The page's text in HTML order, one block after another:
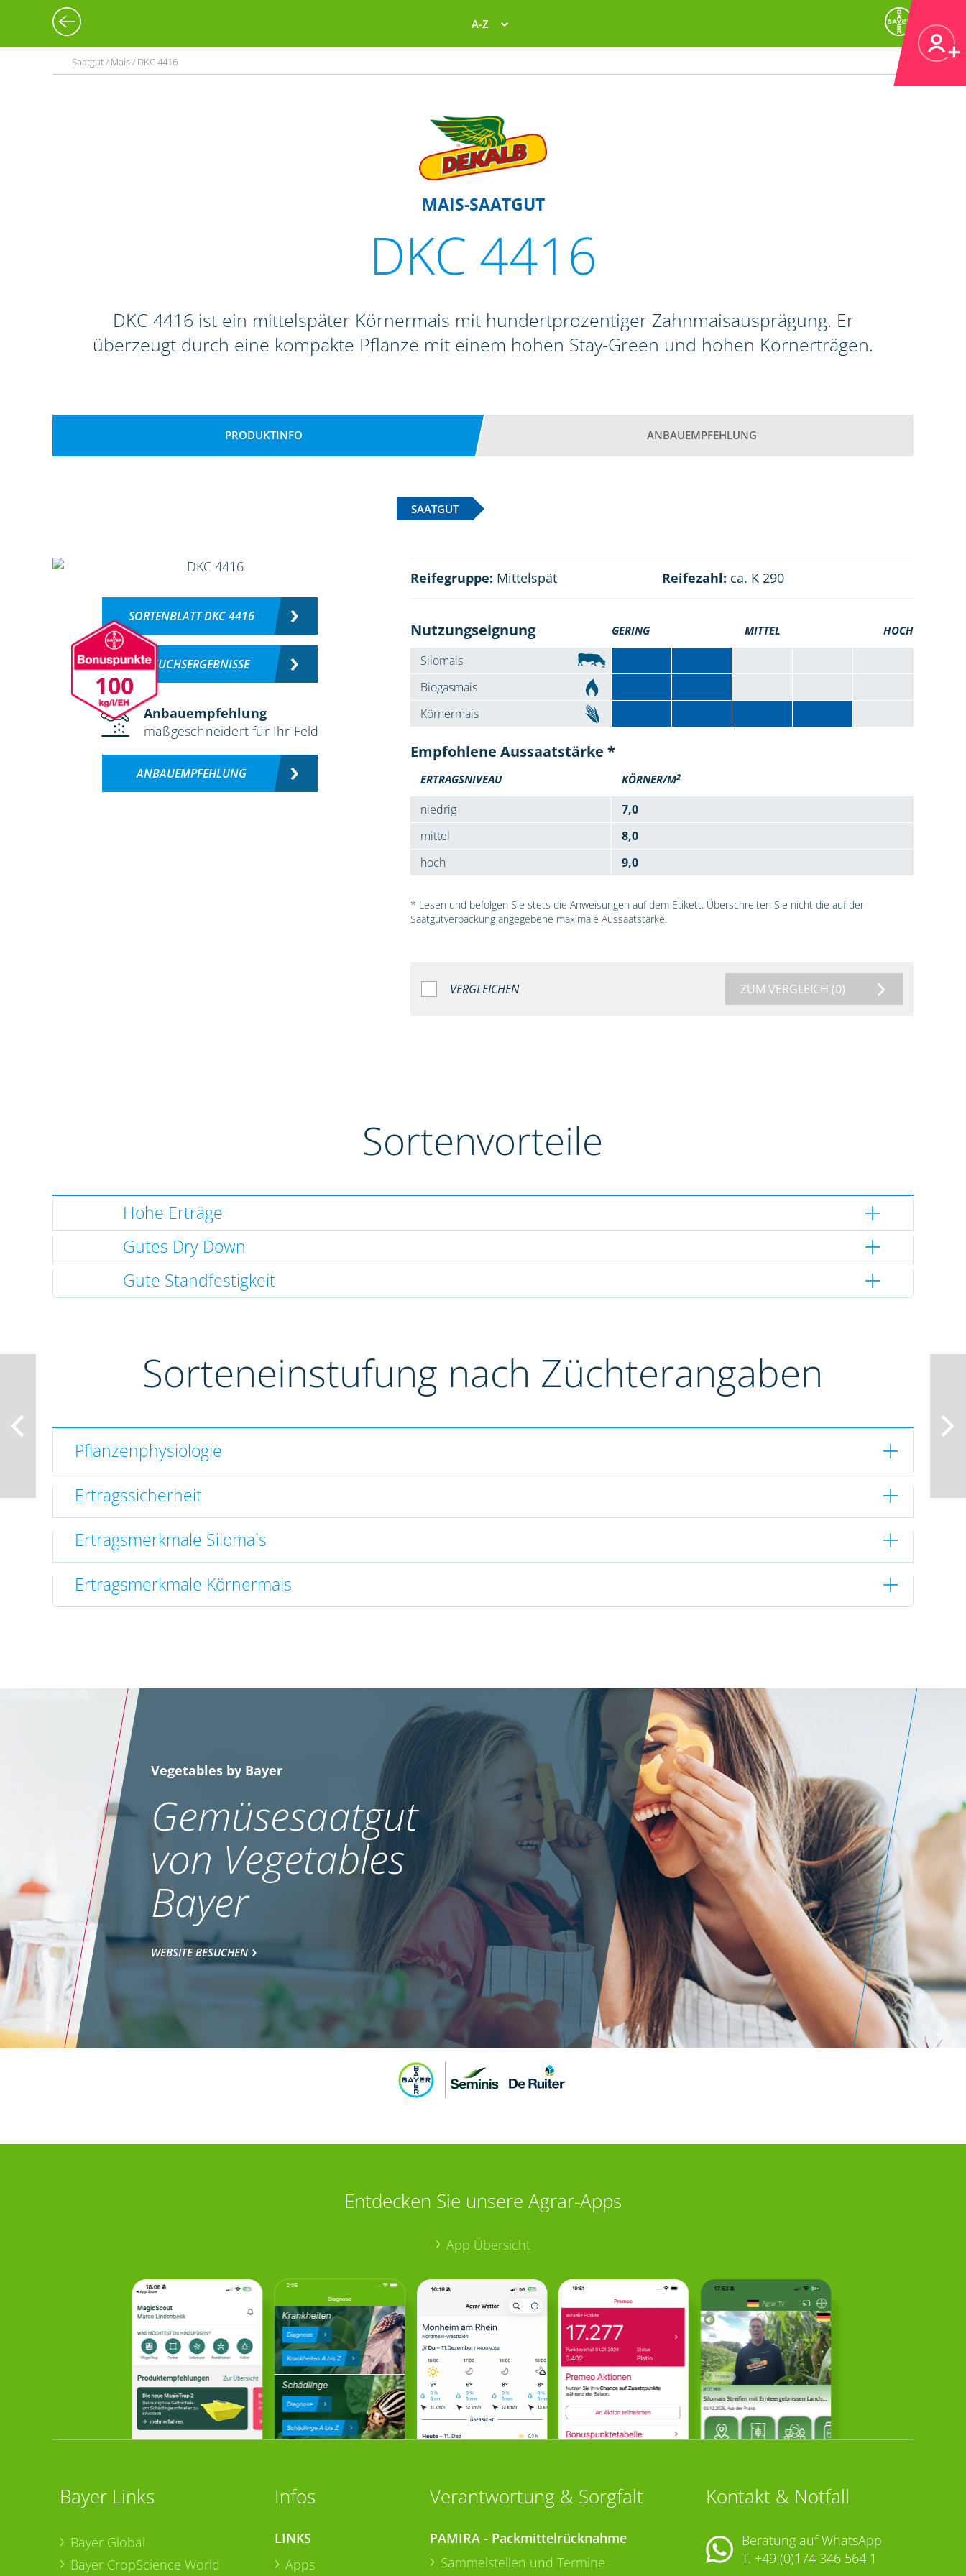
A-Z
Saatgut / Mais / DKC 4416
MAIS-SAATGUT
DKC 4416
DKC 4416 ist ein mittelspäter Körnermais mit hundertprozentiger Zahnmaisausprägung. Er
überzeugt durch eine kompakte Pflanze mit einem hohen Stay-Green und hohen Kornerträgen.
PRODUKTINFO ANBAUEMPFEHLUNG
SAATGUT
100
SORTENBLATT DKC 4416
VERSUCHSERGEBNISSE
Anbauempfehlung
maßgeschneidert für Ihr Feld
ANBAUEMPFEHLUNG
Reifegruppe: Mittelspät Reifezahl: ca. K 290
Nutzungseignung GERING MITTEL HOCH
Silomais
Biogasmais
Körnermais
Empfohlene Aussaatstärke *
ERTRAGSNIVEAU KÖRNER/M2
niedrig
7,0
mittel
8,0
hoch
9,0
* Lesen und befolgen Sie stets die Anweisungen auf dem Etikett. Überschreiten Sie nicht die auf der
Saatgutverpackung angegebene maximale Aussaatstärke.
VERGLEICHEN ZUM VERGLEICH (0)
Sortenvorteile
Hohe Erträge
Gutes Dry Down
Gute Standfestigkeit
Sorteneinstufung nach Züchterangaben
Pflanzenphysiologie
Ertragssicherheit
Ertragsmerkmale Silomais
Ertragsmerkmale Körnermais
Vegetables by Bayer
Gemüsesaatgut
von Vegetables
Bayer
WEBSITE BESUCHEN
Entdecken Sie unsere Agrar-Apps
App Übersicht
Bayer Links
Bayer Global
Bayer CropScience World
Infos
LINKS
Apps
Verantwortung & Sorgfalt
PAMIRA - Packmittelrücknahme
Sammelstellen und Termine
Kontakt & Notfall
Beratung auf WhatsApp
T. +49 (0)174 346 564 1